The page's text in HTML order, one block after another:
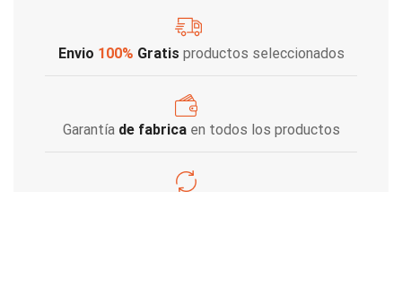
Envio 100% Gratis productos seleccionados
Garantía de fabricaen todos los productos